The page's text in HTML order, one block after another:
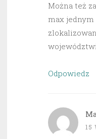
Można też
max jednym
Odpowiedz
15